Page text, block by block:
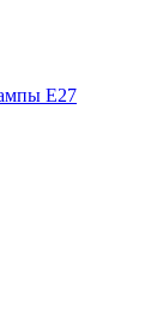
E27